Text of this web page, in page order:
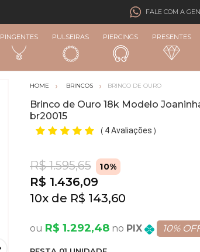
FALE COM A
PINGENTES PULSEIRAS PIERCINGS PRESENTES
BRINCOS BRINCO DE OURO
Brinco de Ouro 18k Modelo
br20015
( 4 Avaliações )
R$ 1.595,65 10%
R$ 1.436,09
10x R$ 143,60
R$ 1.292,48 PIX 10%